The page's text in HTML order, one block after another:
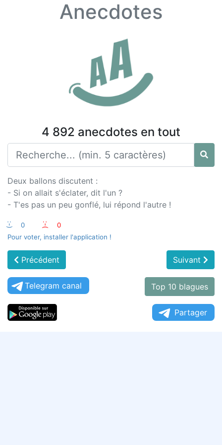
Anecdotes
4 892 anecdotes en tout
Deux ballons discutent :
- Si on allait s'éclater, dit l'un ?
- T'es pas un peu gonflé, lui répond l'autre !
:-) 0 :-(
0
Pour voter, installer l'application !
Précédent Suivant
Telegram canal Top 10 blagues
Partager